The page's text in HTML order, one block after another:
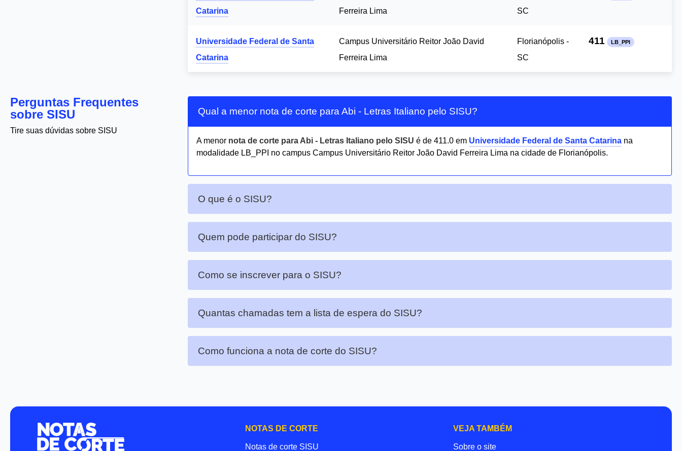
Catarina
Ferreira Lima
SC
Universidade Federal de Santa
Catarina
Campus Universitário Reitor João David
Ferreira Lima
Florianópolis -
SC
411 LB_PPI
Perguntas Frequentes
sobre SISU
Tire suas dúvidas sobre SISU
Qual a menor nota de corte para Abi - Letras Italiano pelo SISU?
A menor nota de corte para Abi - Letras Italiano pelo SISU é de 411.0 em Universidade Federal de Santa Catarina na
modalidade LB_PPI no campus Campus Universitário Reitor João David Ferreira Lima na cidade de Florianópolis.
O que é o SISU?
Quem pode participar do SISU?
Como se inscrever para o SISU?
Quantas chamadas tem a lista de espera do SISU?
Como funciona a nota de corte do SISU?
NOTAS DE CORTE
Notas de corte SISU
VEJA TAMBÉM
Sobre o site